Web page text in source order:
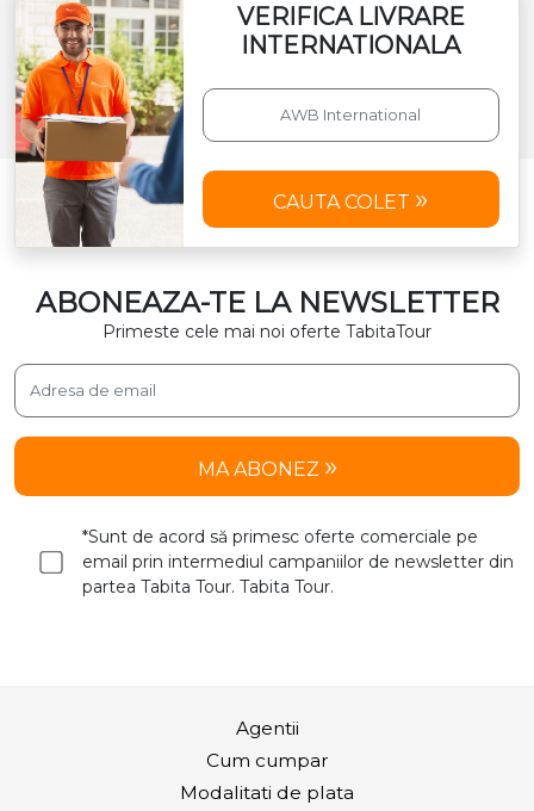
VERIFICA LIVRARE
INTERNATIONALA
CAUTA COLET
ABONEAZA-TE LA NEWSLETTER
Primeste cele mai noi oferte TabitaTour
MA ABONEZ
*Sunt de acord să primesc oferte comerciale pe
email prin intermediul campaniilor de newsletter din
partea Tabita Tour. Tabita Tour.
Agentii
Cum cumpar
Modalitati de plata